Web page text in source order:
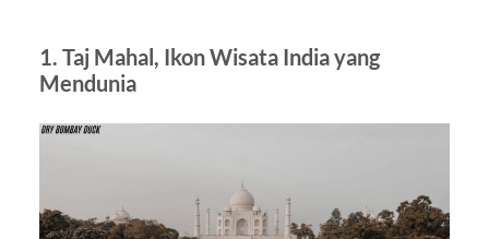
1. Taj Mahal, Ikon Wisata India yang
Mendunia